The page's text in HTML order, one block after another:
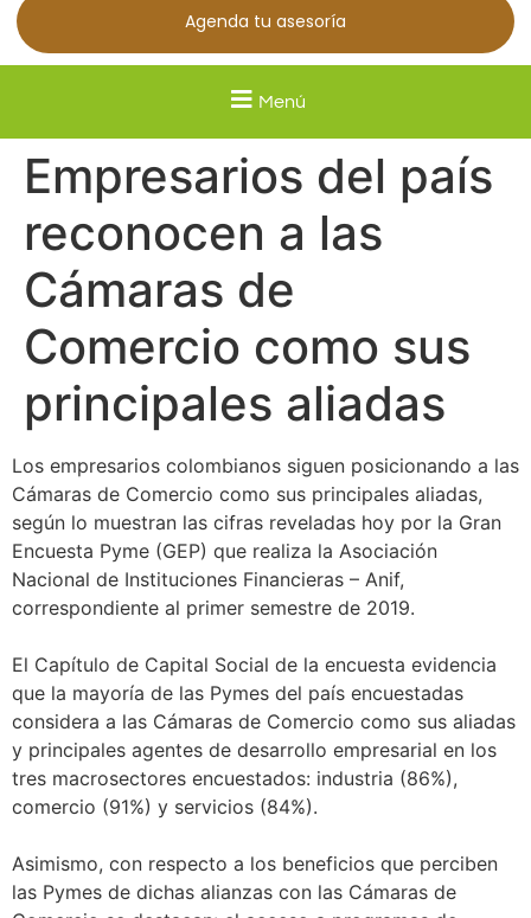
Agenda tu asesoría
Menú
Empresarios del país
reconocen a las
Cámaras de
Comercio como sus
principales aliadas
Los empresarios colombianos siguen posicionando a las
Cámaras de Comercio como sus principales aliadas,
según lo muestran las cifras reveladas hoy por la Gran
Encuesta Pyme (GEP) que realiza la Asociación
Nacional de Instituciones Financieras – Anif,
correspondiente al primer semestre de 2019.
El Capítulo de Capital Social de la encuesta evidencia
que la mayoría de las Pymes del país encuestadas
considera a las Cámaras de Comercio como sus aliadas
y principales agentes de desarrollo empresarial en los
tres macrosectores encuestados: industria (86%),
comercio (91%) y servicios (84%).
Asimismo, con respecto a los beneficios que perciben
las Pymes de dichas alianzas con las Cámaras de